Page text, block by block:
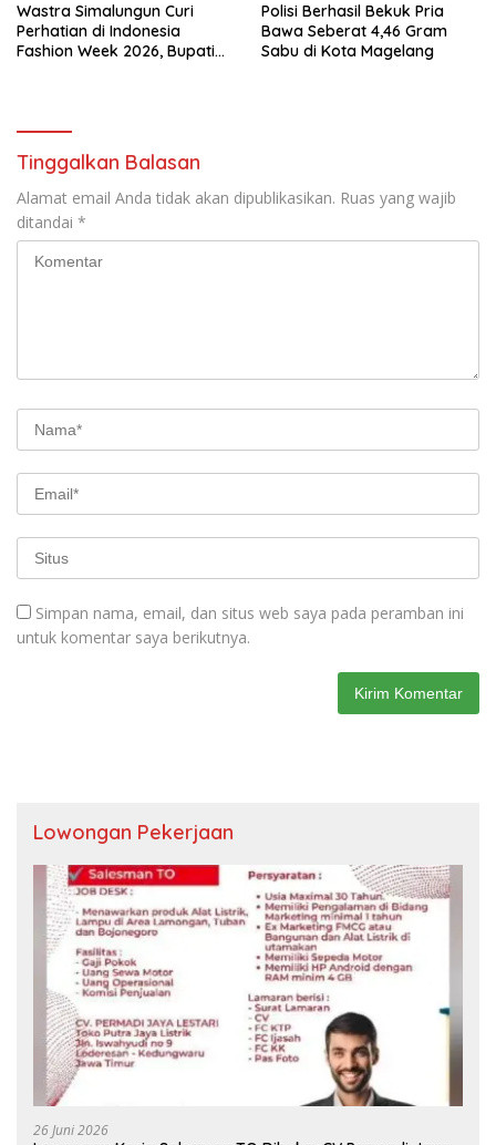
Wastra Simalungun Curi
Perhatian di Indonesia
Fashion Week 2026, Bupati
Polisi Berhasil Bekuk Pria
Bawa Seberat 4,46 Gram
Sabu di Kota Magelang
Tinggalkan Balasan
Alamat email Anda tidak akan dipublikasikan. Ruas yang wajib
ditandai *
Simpan nama, email, dan situs web saya pada peramban ini
untuk komentar saya berikutnya.
Lowongan Pekerjaan
26 Juni 2026